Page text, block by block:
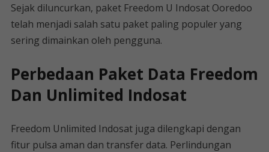
Sejak diluncurkan, paket Freedom U Indosat Ooredoo
telah menjadi salah satu paket paling populer yang
sering dimainkan oleh pengguna.
Perbedaan Paket Data Freedom
Dan Unlimited Indosat
Freedom Unlimited Indosat juga dilengkapi dengan
fitur pulsa aman dan transfer data. Perlindungan